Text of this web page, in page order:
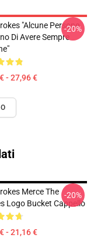
"Alcune Persone
Di Avere Sempre
- 27,96 €
-20%
Merce The
Logo Bucket Cappello
- 21,16 €
-20%